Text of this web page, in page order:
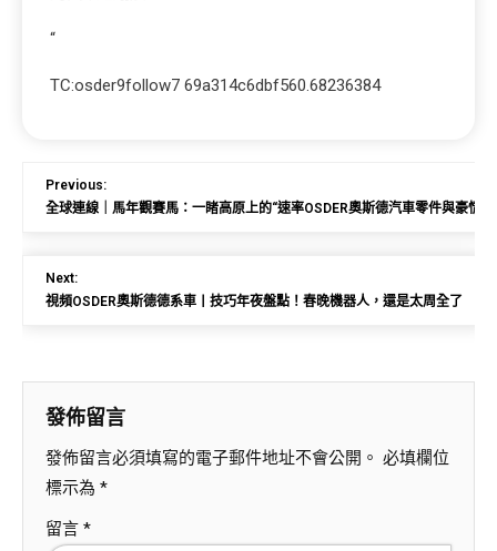
“
TC:osder9follow7 69a314c6dbf560.68236384
Previous:
全球連線｜馬年觀賽馬：一睹高原上的“速率OSDER奧斯德汽車零件與豪情”
Next:
視頻OSDER奧斯德德系車丨技巧年夜盤點！春晚機器人，還是太周全了
發佈留言
發佈留言必須填寫的電子郵件地址不會公開。 必填欄位
標示為 *
留言 *